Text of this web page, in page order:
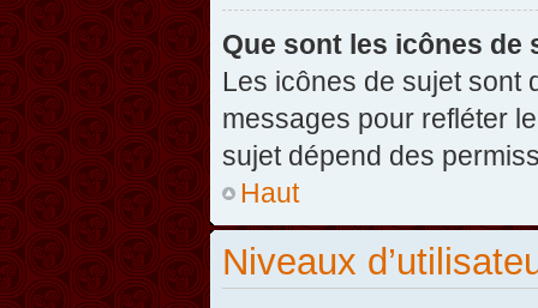
Que sont les icônes de
Les icônes de sujet sont
messages pour refléter
sujet dépend des
Haut
Niveaux